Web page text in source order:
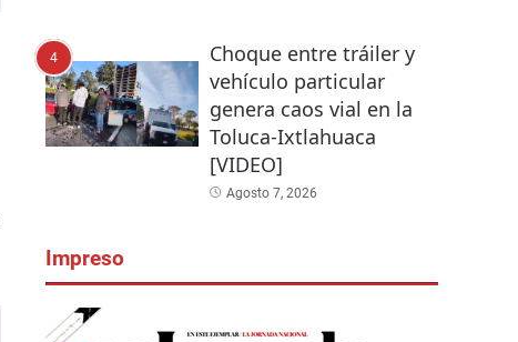
4
Choque entre tráiler y
vehículo particular
genera caos vial en la
Toluca-Ixtlahuaca
[VIDEO]
Agosto 7, 2026
Impreso